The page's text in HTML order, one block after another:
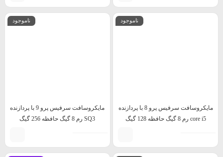
ناموجود
مایکروسافت سرفیس پرو 8 با پردازنده
core i5 رم 8 گیگ حافظه 128 گیگ
ناموجود
مایکروسافت سرفیس پرو 9 با پردازنده
SQ3 رم 8 گیگ حافظه 256 گیگ